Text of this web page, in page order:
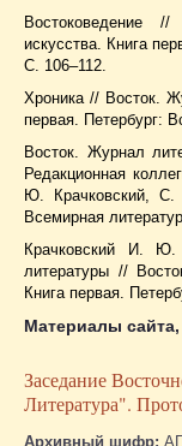
Востоковедение
искусства. Книга
С. 106–112.
Хроника // Восток.
первая. Петербург:
Восток. Журнал
Редакционная
Ю. Крачковский, С.
Всемирная
Крачковский И. Ю.
литературы //
Книга первая.
Материалы
Заседание
Литература".
Архивный шифр: